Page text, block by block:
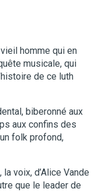
homme qui en
musicale, qui
de ce luth
biberonné aux
aux confins des
folk profond,
voix, d’Alice Vande
que le leader de